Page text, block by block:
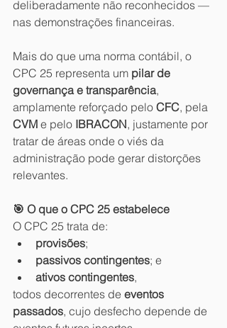
deliberadamente não reconhecidos —
nas demonstrações financeiras.
Mais do que uma norma contábil, o
CPC 25 representa um pilar de
governança e transparência,
amplamente reforçado pelo CFC, pela
CVM e pelo IBRACON, justamente por
tratar de áreas onde o viés da
administração pode gerar distorções
relevantes.
🎯 O que o CPC 25 estabelece
O CPC 25 trata de:
provisões;
passivos contingentes; e
ativos contingentes,
todos decorrentes de eventos
passados, cujo desfecho depende de